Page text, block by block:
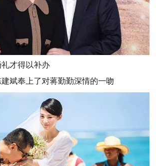
才得以补办
斌奉上了对蒋勤勤深情的一吻